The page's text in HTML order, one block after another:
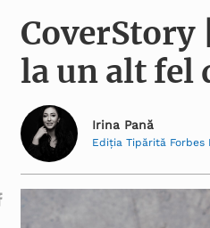
CoverStory
la un alt fel
Irina Pană
Ediția Tipărită Forbes